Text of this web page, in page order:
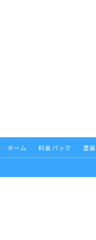
ホーム 料金パック 塗